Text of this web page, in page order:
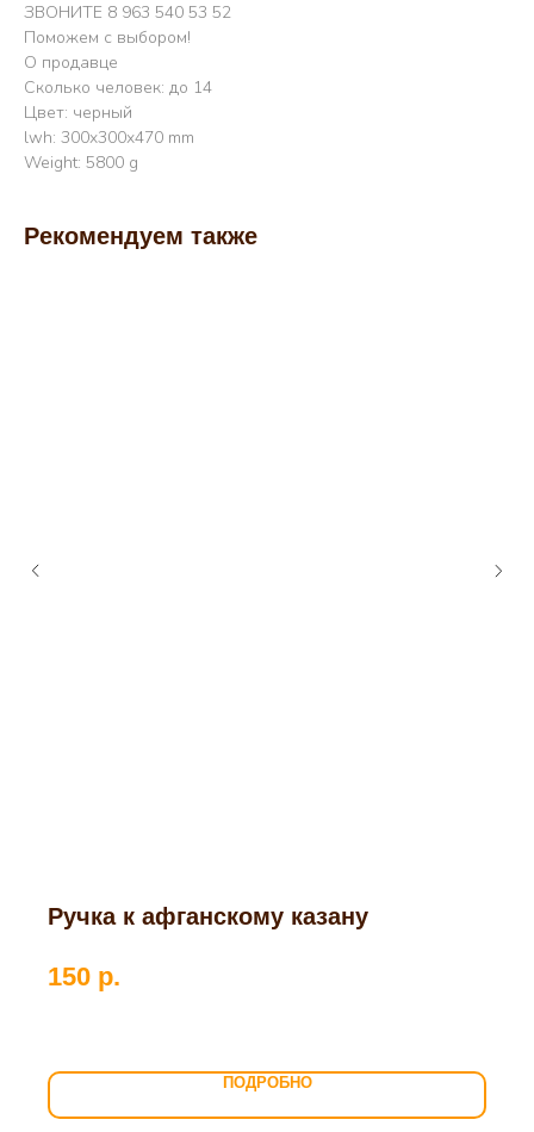
ЗВОНИТЕ 8 963 540 53 52
Поможем с выбором!
О продавце
Сколько человек: до 14
Цвет: черный
lwh: 300x300x470 mm
Weight: 5800 g
Рекомендуем также
Ручка к афганскому казану
150 р.
ПОДРОБНО